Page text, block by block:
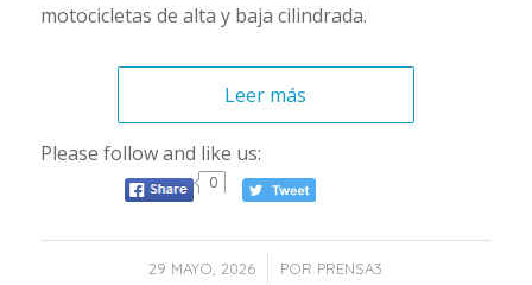
motocicletas de alta y baja cilindrada.
Leer más
Please follow and like us:
0
29 MAYO, 2026
/ POR PRENSA3